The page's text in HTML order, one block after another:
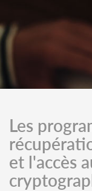
Les
et l'accès